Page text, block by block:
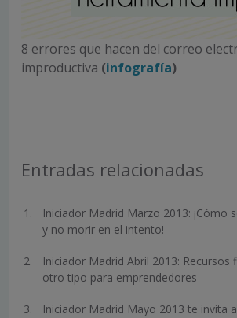
8 errores que hacen del correo
improductiva (infografía)
Entradas relacionadas
Iniciador Madrid Marzo 2013: ¡Cómo
y no morir en el intento!
Iniciador Madrid Abril 2013: Recursos
otro tipo para emprendedores
Iniciador Madrid Mayo 2013 te invita